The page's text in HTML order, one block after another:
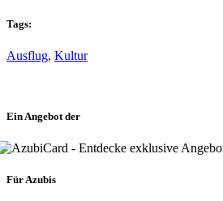
Tags:
Ausflug, Kultur
Ein Angebot der
Für Azubis